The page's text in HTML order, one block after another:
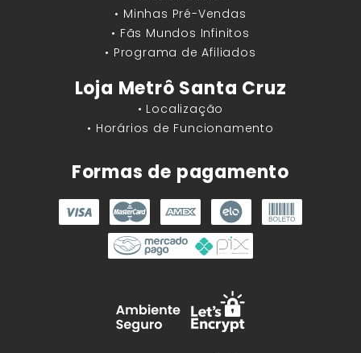
• Minhas Pré-Vendas
• Fãs Mundos Infinitos
• Programa de Afiliados
Loja Metrô Santa Cruz
• Localização
• Horários de Funcionamento
Formas de pagamento